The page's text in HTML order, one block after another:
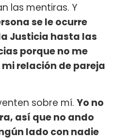
las mentiras. Y
se le ocurre
Justicia hasta las
porque no me
relación de pareja
sobre mí. Yo no
así que no ando
lado con nadie